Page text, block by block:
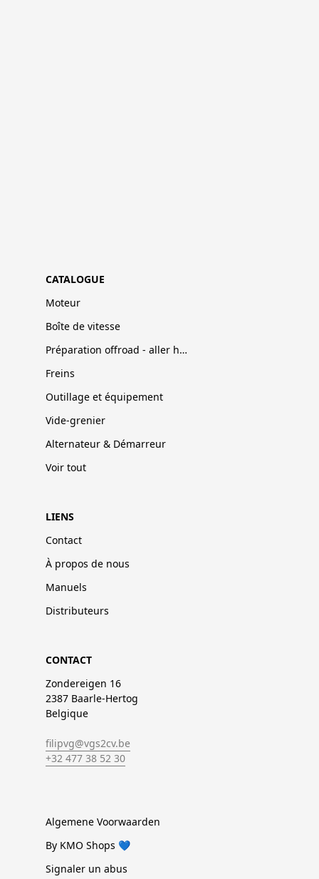
CATALOGUE
Moteur
Boîte de vitesse
Préparation offroad - aller hors-pistes
Freins
Outillage et équipement
Vide-grenier
Alternateur & Démarreur
Voir tout
LIENS
Contact
À propos de nous
Manuels
Distributeurs
CONTACT
Zondereigen 16
2387 Baarle-Hertog
Belgique
filipvg@vgs2cv.be
+32 477 38 52 30
Algemene Voorwaarden
By KMO Shops 💙
Signaler un abus